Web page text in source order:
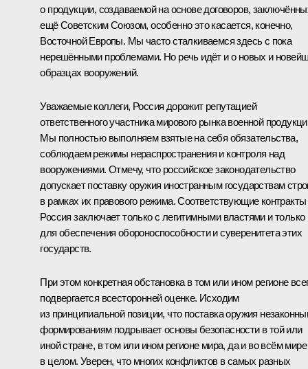
о продукции, создаваемой на основе договоров,
ещё Советским Союзом, особенно это касается, конечно,
Восточной Европы. Мы часто сталкиваемся здесь с пока
нерешёнными проблемами. Но речь идёт и о новых и
образцах вооружений.
Уважаемые коллеги, Россия дорожит репутацией
ответственного участника мирового рынка военной
Мы полностью выполняем взятые на себя обязательства,
соблюдаем режимы нераспространения и контроля над
вооружениями. Отмечу, что российское законодательство
допускает поставку оружия иностранным государствам
в рамках их правового режима. Соответствующие контракты
Россия заключает только с легитимными властями и только
для обеспечения обороноспособности и суверенитета этих
государств.
При этом конкретная обстановка в том или ином регионе
подвергается всесторонней оценке. Исходим
из принципиальной позиции, что поставка оружия
формированиям подрывает основы безопасности в той или
иной стране, в том или ином регионе мира, да и во всём мире
в целом. Уверен, что многих конфликтов в самых разных